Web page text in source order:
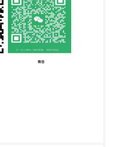
（见5.6，2009年版的
与联网”条款（见5.8）；
6章）； j)更改了工程程
年版的第6章）； k)更
第8章，2009年版的第7